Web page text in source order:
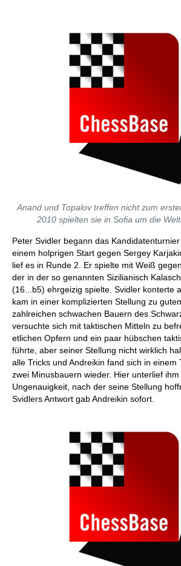
Anand und Topalov treffen nicht zum
2010 spielten sie in Sofia um die
Peter Svidler begann das
einem holprigen Start gegen Sergey
lief es in Runde 2. Er spielte mit Weiß
der in der so genannten Sizilianisch
(16...b5) ehrgeizig spielte. Svidler konterte
kam in einer komplizierten Stellung zu
zahlreichen schwachen Bauern des
versuchte sich mit taktischen Mitteln zu
etlichen Opfern und ein paar hübschen
führte, aber seiner Stellung nicht wirklich
alle Tricks und Andreikin fand sich in einem
zwei Minusbauern wieder. Hier unterlief
Ungenauigkeit, nach der seine Stellung
Svidlers Antwort gab Andreikin sofort.